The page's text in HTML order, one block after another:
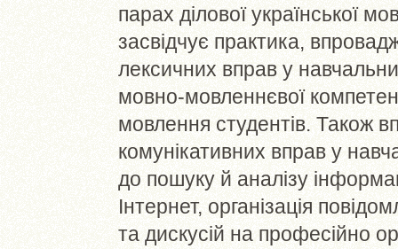
парах ділової української
засвідчує практика,
лексичних вправ у
мовно-мовленнєвої
мовлення студентів. Також
комунікативних вправ у
до пошуку й аналізу
Інтернет, організація
та дискусій на професійно